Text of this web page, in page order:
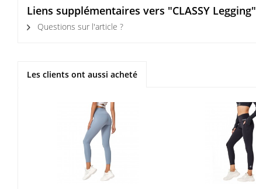
Liens supplémentaires vers "CLASSY Legging"
Questions sur l'article ?
Les clients ont aussi acheté